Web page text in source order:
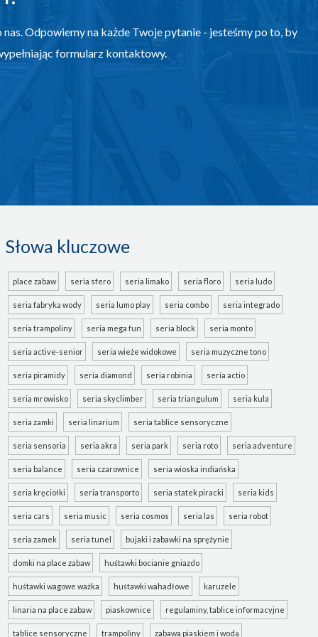
Odpowiemy na każde Twoje pytanie - jesteśmy po to, by
formularz kontaktowy.
Słowa kluczowe
place zabaw seria sfero seria limako seria floro seria ludo
seria fabryka wody seria lumo play seria combo seria integrado
seria trampoliny seria mega fun seria block seria monto
seria active-senior seria wieże widokowe seria muzyczne tono
seria piramidy seria diamond seria robinia seria actio
seria mrowisko seria skyclimber seria triangulum seria kula
seria zamki seria linarium seria tablice sensoryczne
seria sensoria seria akra seria park seria roto seria adventure
seria balance seria czarownice seria wioska indiańska
seria kręciołki seria transporto seria statek piracki seria kids
seria cars seria music seria cosmos seria las seria robot
seria zamek seria tunel bujaki i zabawki na sprężynie
domki na place zabaw huśtawki bocianie gniazdo
huśtawki wagowe ważka huśtawki wahadłowe karuzele
linaria na place zabaw piaskownice regulaminy, tablice informacyjne
tablice sensoryczne trampoliny zabawa piaskiem i wodą